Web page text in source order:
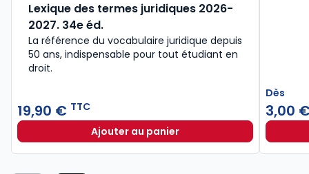
Lexique des termes juridiques 2026-
2027. 34e éd.
La référence du vocabulaire juridique depuis
50 ans, indispensable pour tout étudiant en
droit.​
19,90 € TTC
Ajouter au panierLexique des termes juridiques
Dès
3,00